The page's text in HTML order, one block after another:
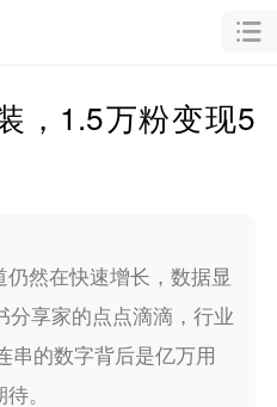
，1.5万粉变现5
然在快速增长，数据显
分享家的点点滴滴，行业
串的数字背后是亿万用
。